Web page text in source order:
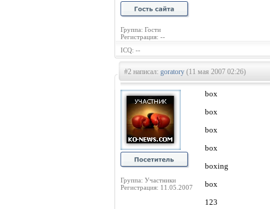
Группа: Гости
Регистрация: --
ICQ: --
#2 написал: goratory (11 мая 2007 02:26)
Группа: Участники
Регистрация: 11.05.2007
box
box
box
box
boxing
box
123